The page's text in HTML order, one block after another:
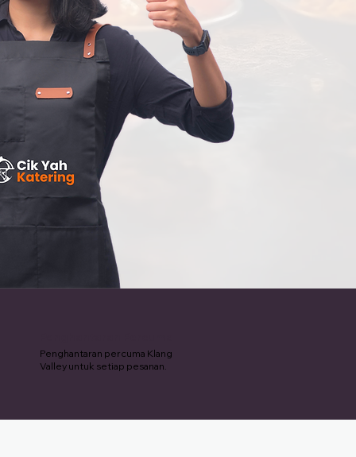
Penghantaran percuma Klang
Valley untuk setiap pesanan.